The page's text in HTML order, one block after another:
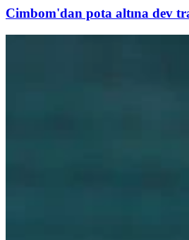
Cimbom'dan pota altına dev